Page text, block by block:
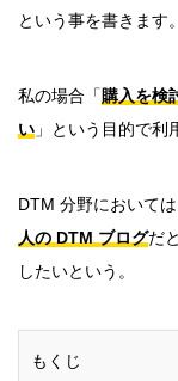
という事を書きます。
私の場合「 購入を検
い 」という目的で利
DTM 分野において
人の DTM ブログだ
したいという。
もくじ